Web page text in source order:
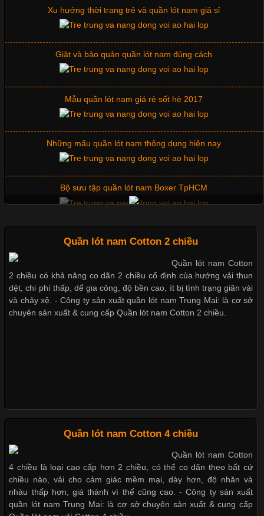
Cập nhật 2026-07-07 15:54:44
Đối với những đơn vị kinh doanh áo thun đồng phục hay đồ lót
nam, việc lựa chọn đúng loại vải sẽ giúp nâng cao giá trị sản
Tìm Hiểu Các Kiểu Cổ Áo Thun Được Ưa Chuộng Trong
Ngành Thời Trang
Những Mẫu Áo Thun Đồng Phục Công Ty Được Ưa
Chuộng Hiện Nay
Cập nhật 2026-06-01 14:23:34
Thị hiều quần lót nam bơi lội nam và nữ 2017
Xu hướng thời trang trẻ và quần lót nam giá sỉ
Giặt và bảo quản quần lót nam đúng cách
Xu hướng thời trang trẻ và quần lót nam giá sỉ
Giặt và bảo quản quần lót nam đúng cách
Mẫu quần lót nam giá rẻ sốt hè 2017
Những mẩu quần lót nam thông dụng hiện nay
Bộ sưu tập quần lót nam Boxer TpHCM
Nguyên bộ quần lót nam Boxer thun lạnh giá rẻ
Quần lót nam Cotton 2 chiều
Quần lót nam Cotton
2 chiều có khả năng co dãn 2 chiều cố định của hướng vải thun
dệt, chi phí thấp, dể gia công, độ bền cao, ít bị tình trạng giãn vải
và chảy xệ. - Công ty sản xuất quần lót nam Trung Mai: là cơ sở
chuyên sản xuất & cung cấp Quần lót nam Cotton 2 chiều.
Quần lót nam Cotton 4 chiều
Quần lót nam Cotton
4 chiều là loại cao cấp hơn 2 chiều, có thể co dãn theo bất cứ
chiều nào, vải cho cảm giác mềm mại, dày hơn, độ nhăn và
nhàu thấp hơn, giá thành vì thế cũng cao. - Công ty sản xuất
quần lót nam Trung Mai: là cơ sở chuyên sản xuất & cung cấp